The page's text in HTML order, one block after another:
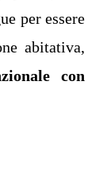
per essere
abitativa,
con